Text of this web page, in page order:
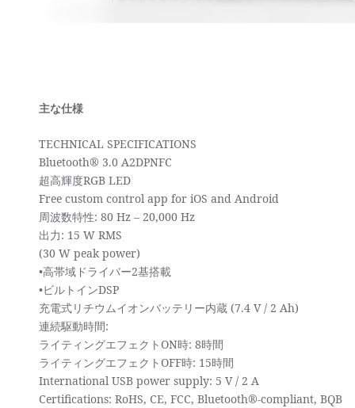
主な仕様
TECHNICAL SPECIFICATIONS
Bluetooth® 3.0 A2DPNFC
超高輝度RGB LED
Free custom control app for iOS and Android
周波数特性: 80 Hz – 20,000 Hz
出力: 15 W RMS
(30 W peak power)
•高帯域ドライバー2基搭載
•ビルトインDSP
充電式リチウムイオンバッテリー内蔵 (7.4 V / 2 Ah)
連続駆動時間:
ライティングエフェクトON時: 8時間
ライティングエフェクトOFF時: 15時間
International USB power supply: 5 V / 2 A
Certifications: RoHS, CE, FCC, Bluetooth®-compliant, BQB